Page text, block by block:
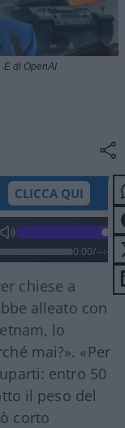
di OpenAI
CLICCA QUI
0:00/--:--
chiese a
alleato con
lo
mai?». «Per
entro 50
il peso del
corto